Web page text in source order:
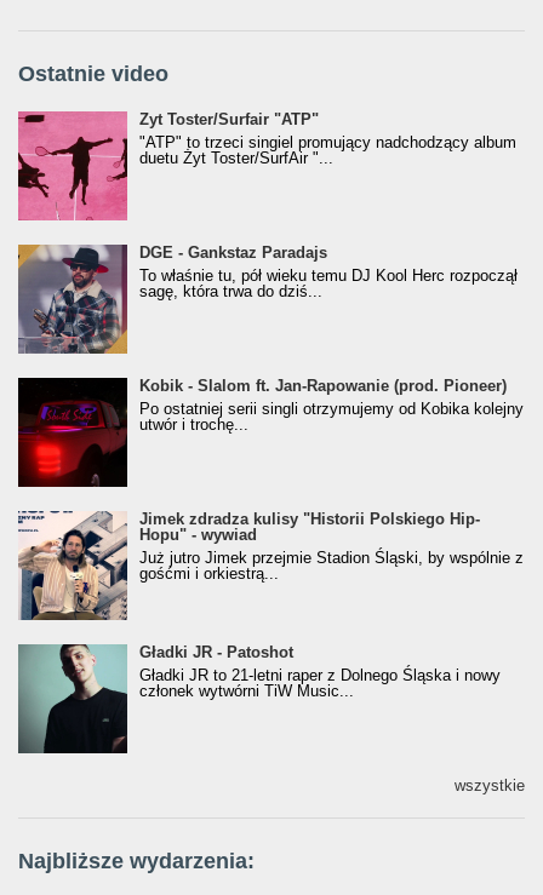
Ostatnie video
Żyt Toster/SurfAir - ATP VIDEO
Żyt Toster/Surfair "ATP"
"ATP" to trzeci singiel promujący nadchodzący album
duetu Żyt Toster/SurfAir "...
donGURALesko z nagrodą za
Klasyczny/Trueschoolowy Album Roku
(Popkillery 2023)
DGE - Gankstaz Paradajs
To właśnie tu, pół wieku temu DJ Kool Herc rozpoczął
sagę, która trwa do dziś...
Kobik - Slalom ft. Jan-Rapowanie (prod. Pioneer)
[Official Music Visualiser]
Kobik - Slalom ft. Jan-Rapowanie (prod. Pioneer)
Po ostatniej serii singli otrzymujemy od Kobika kolejny
utwór i trochę...
Jimek zdradza kulisy "Historii Polskiego Hip-
Hopu" - wywiad
Jimek zdradza kulisy "Historii Polskiego Hip-
Hopu" - wywiad
Już jutro Jimek przejmie Stadion Śląski, by wspólnie z
gośćmi i orkiestrą...
Gładki JR - Patoshot
Gładki JR - Patoshot
Gładki JR to 21-letni raper z Dolnego Śląska i nowy
członek wytwórni TiW Music...
wszystkie
Najbliższe wydarzenia: